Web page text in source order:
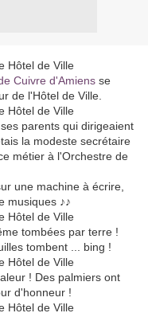
Cuivre d'Amiensse
de l'Hôtel de Ville.
parents qui dirigeaient
la modeste secrétaire
métier à l'Orchestre de
une machine à écrire,
musiques ♪♪
tombées par terre !
tombent ... bing !
! Des palmiers ont
d'honneur !